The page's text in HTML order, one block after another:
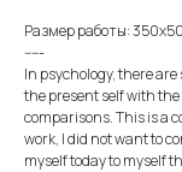
Размер работы:
-----
In psychology, there
the present self with
comparisons. This is a
work, I did not want to
myself today to myself